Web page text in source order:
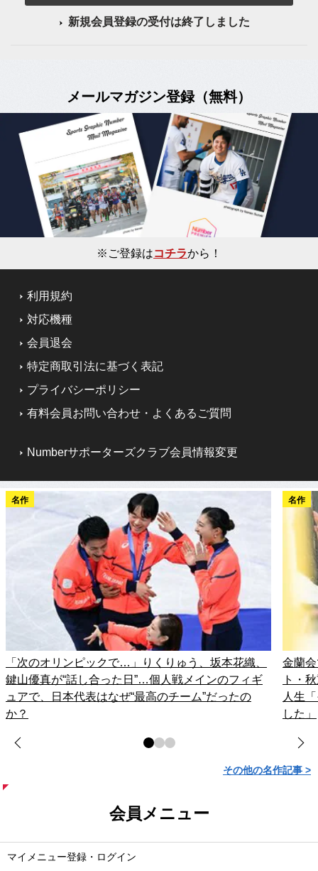
新規会員登録の受付は終了しました
メールマガジン登録（無料）
※ご登録はコチラから！
利用規約
対応機種
会員退会
特定商取引法に基づく表記
プライバシーポリシー
有料会員お問い合わせ・よくあるご質問
Numberサポーターズクラブ会員情報変更
名作
「次のオリンピックで…」りくりゅう、坂本花織、
鍵山優真が“話し合った日”…個人戦メインのフィギ
ュアで、日本代表はなぜ“最高のチーム”だったの
か？
名作
金蘭
ト・
人生
した」
その他の名作記事 >
会員メニュー
マイメニュー登録・ログイン